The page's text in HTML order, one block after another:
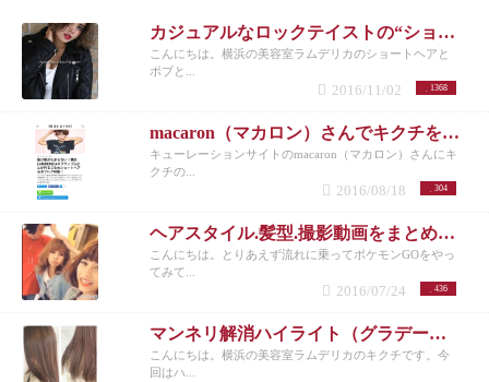
カジュアルなロックテイストの“ショートボブの外国人風×大人可愛い”|横浜元町美容室ラムデリカ/キクチ
こんにちは。横浜の美容室ラムデリカのショートヘアと
ボブと...
1368
2016/11/02
macaron（マカロン）さんでキクチを紹介して頂きました！
キューレーションサイトのmacaron（マカロン）さんにキ
クチの...
304
2016/08/18
ヘアスタイル.髪型.撮影動画をまとめてみた|横浜元町美容室ラムデリカ/キクチ
こんにちは。とりあえず流れに乗ってポケモンGOをやっ
てみて...
436
2016/07/24
マンネリ解消ハイライト（グラデーション）カラーのご紹介。|横浜元町美容室ラムデリカ/キクチ
こんにちは。横浜の美容室ラムデリカのキクチです。今
回はハ...